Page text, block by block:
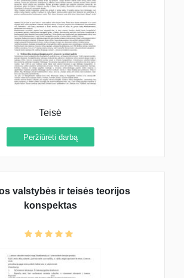
Teisė
Peržiūrėti darbą
valstybės ir teisės teorijos
konspektas